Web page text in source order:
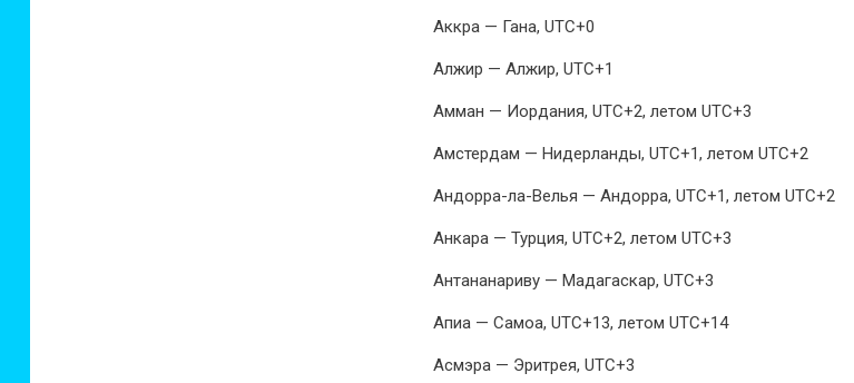
Аккра — Гана, UTC+0
Алжир — Алжир, UTC+1
Амман — Иордания, UTC+2, летом UTC+3
Амстердам — Нидерланды, UTC+1, летом UTC+2
Андорра-ла-Велья — Андорра, UTC+1, летом UTC+2
Анкара — Турция, UTC+2, летом UTC+3
Антананариву — Мадагаскар, UTC+3
Апиа — Самоа, UTC+13, летом UTC+14
Асмэра — Эритрея, UTC+3